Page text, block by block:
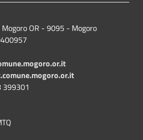
OR - 9095 - Mogoro
399301